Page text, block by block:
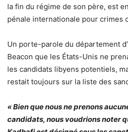
la fin du régime de son père, est
pénale internationale pour crimes
Un porte-parole du département
Beacon que les États-Unis ne
les candidats libyens potentiels,
restait toujours sur la liste des
« Bien que nous ne prenons
candidats, nous voudrions noter